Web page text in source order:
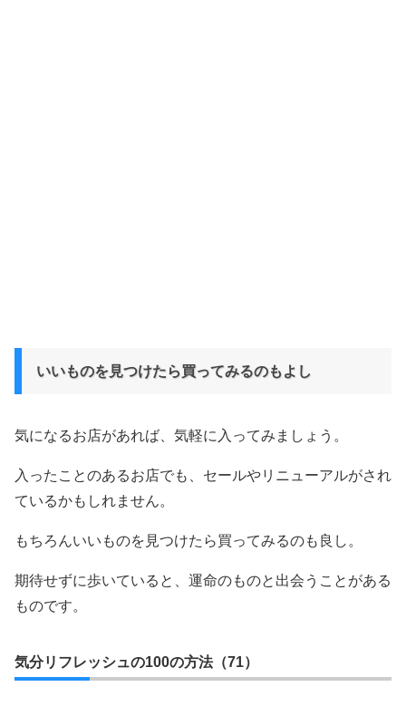
いいものを見つけたら買ってみるのもよし
気になるお店があれば、気軽に入ってみましょう。
入ったことのあるお店でも、セールやリニューアルがされ
ているかもしれません。
もちろんいいものを見つけたら買ってみるのも良し。
期待せずに歩いていると、運命のものと出会うことがある
ものです。
気分リフレッシュの100の方法（71）